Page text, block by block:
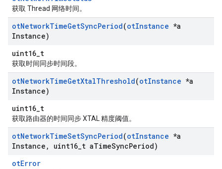
获取 Thread 网络时间。
otNetworkTimeGetSyncPeriod(otInstance *a
Instance)
uint16_t
获取时间同步时间段。
otNetworkTimeGetXtalThreshold(otInstance *a
Instance)
uint16_t
获取路由器的时间同步 XTAL 精度阈值。
otNetworkTimeSetSyncPeriod(otInstance *a
Instance , uint16 t aTimeSyncPeriod)
otError